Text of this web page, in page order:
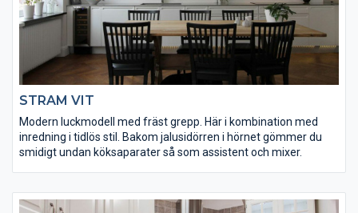
STRAM VIT
Modern luckmodell med fräst grepp. Här i kombination med
inredning i tidlös stil. Bakom jalusidörren i hörnet gömmer du
smidigt undan köksaparater så som assistent och mixer.